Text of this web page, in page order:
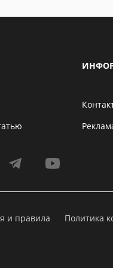
и правила
Политика